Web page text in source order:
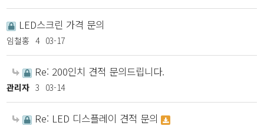
LED스크린 가격 문의
임철홍 4 03-17
Re: 200인치 견적 문의드립니다.
관리자 3 03-14
Re: LED 디스플레이 견적 문의